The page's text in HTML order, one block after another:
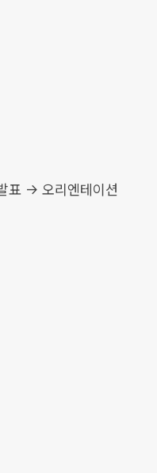
표 → 오리엔테이션